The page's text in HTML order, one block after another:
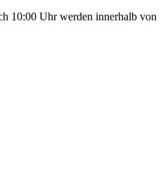
10:00 Uhr werden innerhalb von